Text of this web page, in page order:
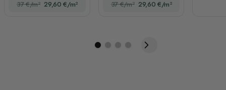
Fototapete
37 €/m² 29,60 €/m² 37 €/m² 29,60 €/m²